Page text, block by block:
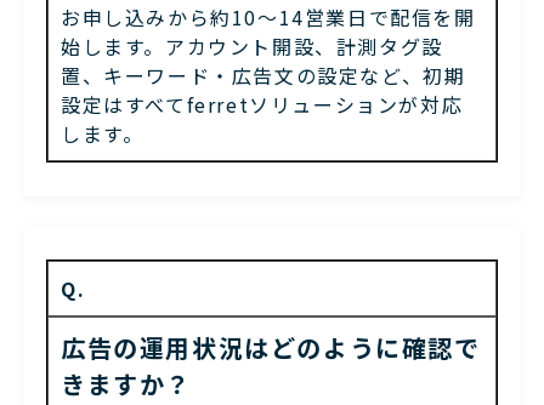
お申し込みから約10〜14営業日で配信を開
始します。アカウント開設、計測タグ設
置、キーワード・広告文の設定など、初期
設定はすべてferretソリューションが対応
します。
Q.
広告の運用状況はどのように確認で
きますか？